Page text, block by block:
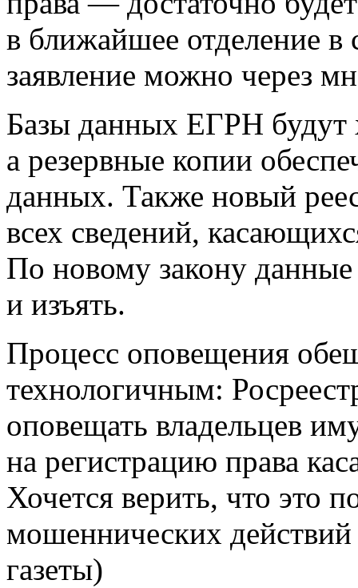
в ближайшее отделение в
заявление можно через
Базы данных ЕГРН будут
а резервные копии
данных. Также новый
всех сведений,
По новому закону данные
и изъять.
Процесс оповещения
технологичным:
оповещать владельцев
на регистрацию права
Хочется верить, что это
мошеннических
газеты)